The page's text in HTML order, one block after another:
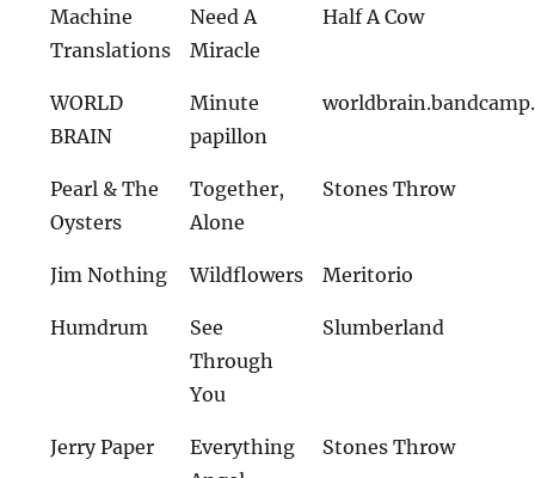
Machine
Translations
Need A
Miracle
Half A Cow
WORLD
BRAIN
Minute
papillon
Pearl & The
Oysters
Together,
Alone
Stones Throw
Jim Nothing Wildflowers Meritorio
Humdrum
See
Through
You
Slumberland
Jerry Paper
Everything
Stones Throw